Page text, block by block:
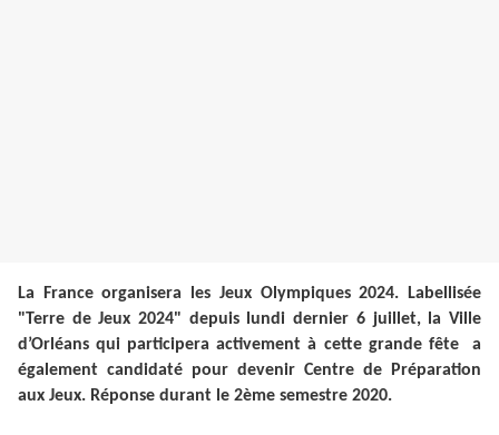
La France organisera les Jeux Olympiques 2024. Labellisée
"Terre de Jeux 2024" depuis lundi dernier 6 juillet, la Ville
d’Orléans qui participera activement à cette grande fête a
également candidaté pour devenir Centre de Préparation
aux Jeux. Réponse durant le 2ème semestre 2020.